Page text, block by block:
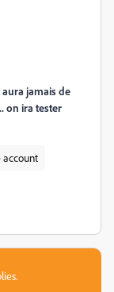
jamais de
on ira tester
account